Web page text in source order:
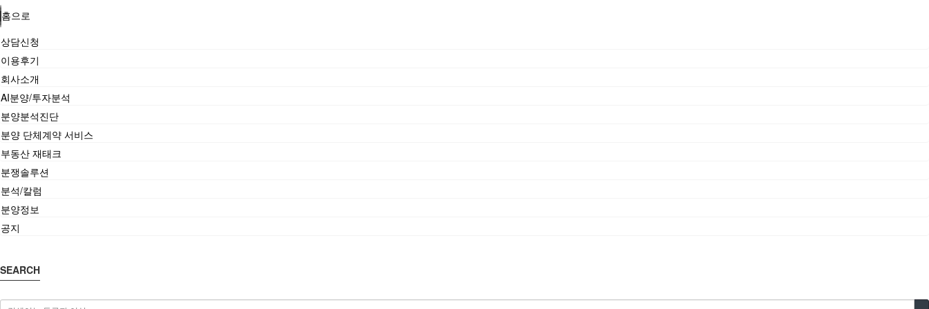
홈으로
상담신청
이용후기
회사소개
AI분양/투자분석
분양분석진단
분양 단체계약 서비스
부동산 재태크
분쟁솔루션
분석/칼럼
분양정보
공지
SEARCH